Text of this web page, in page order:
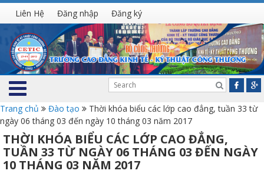
Liên Hệ Đăng nhập Đăng ký
Trang chủ Đào tạo
Thời khóa biểu các lớp cao đẳng, tuần 33 từ
ngày 06 tháng 03 đến ngày 10 tháng 03 năm 2017
THỜI KHÓA BIỂU CÁC LỚP CAO ĐẲNG,
TUẦN 33 TỪ NGÀY 06 THÁNG 03 ĐẾN NGÀY
10 THÁNG 03 NĂM 2017